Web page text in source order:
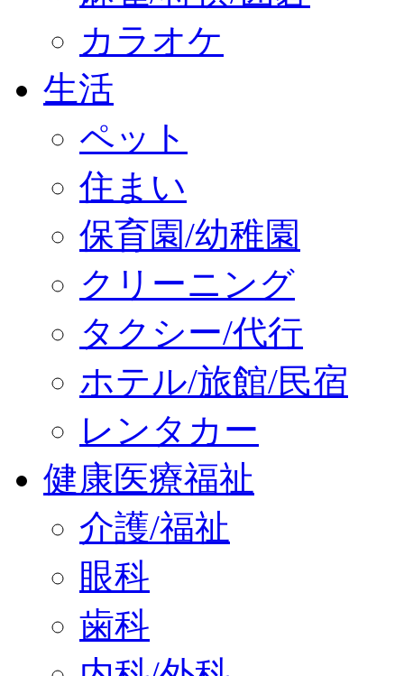
カラオケ
生活
ペット
住まい
保育園/幼稚園
クリーニング
タクシー/代行
ホテル/旅館/民宿
レンタカー
健康医療福祉
介護/福祉
眼科
歯科